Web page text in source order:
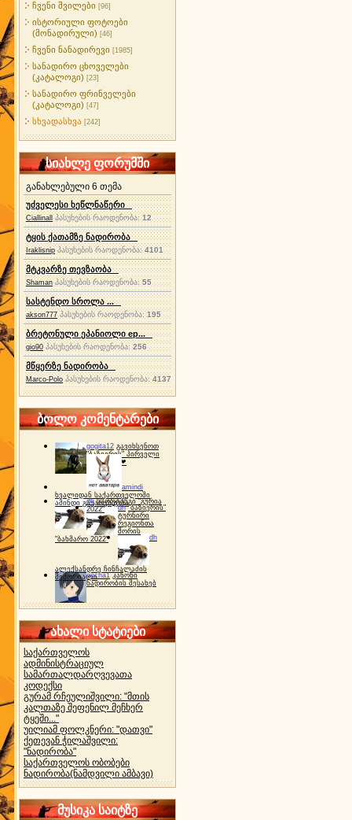
ჩვენი შვილები [96]
ისტორიული ფოტოები
(მონადირული) [46]
ჩვენი ნანადირევი [1985]
სანადირო ცხოველები
(კატალოგი) [23]
სანადირო ფრინველები
(კატალოგი) [47]
სხვადასხვა [242]
სიახლე ფორუმში
განახლებული 6 თემა
უძველესი ხეწლნაწერი
Ciallinall პასუხების რაოდენობა:12
ტყის ქათამზე ნადირობა
Iraklisnip პასუხების რაოდენობა: 4101
მტკვარზე თევზაობა
Shaman პასუხების რაოდენობა:55
სასტენდო სროლა ...
akson777 პასუხების რაოდენობა:195
ბრეტონული ეპანიოლი ep...
gio90 პასუხების რაოდენობა:256
მწყერზე ნადირობა
Marco-Polo პასუხების რაოდენობა:4137
ბოლო კომენტარები
gogita12 გავიხსენოთ
"ბაზიერის" პირველი
ტურნირი ❤
amindi
ხვალიდან საქართველოში
ამინდი გაუარესდება
dh სპორტინგი "გურია
2022"
dh "ბაზიერის"
ტურნირი
რეგიონთა
შორის
"ბახმარო 2022"
dh
ალექსანდრე ჩინჩალაძის
მემორიალიgocha1 კანონი
ნადირობის შესახებ
ახალი სტატიები
საქართველოს
ადმინისტრაციულ
სამართალდარღვევათა
კოდექსი
გურამ რჩეულიშვილი: "მთის
კალთაზე შეფენილ მეჩხერ
ტყეში..."
უილიამ ფოლკნერი: "დათვი"
ქეთევან ჭილაშვილი:
"ნადირობა"
საქართველოს ობობები
ნადირობა(ნამდვილი ამბავი)
მუსიკა საიტზე